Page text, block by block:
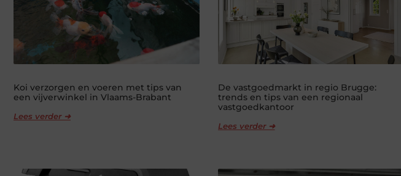
Koi verzorgen en voeren met tips van
een vijverwinkel in Vlaams-Brabant
Lees verder ➜
De vastgoedmarkt in regio Brugge:
trends en tips van een regionaal
vastgoedkantoor
Lees verder ➜